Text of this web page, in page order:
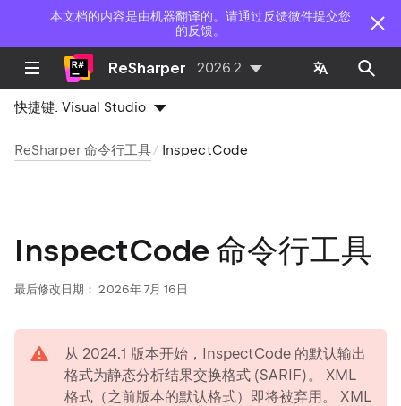
本文档的内容是由机器翻译的。请通过反馈微件提交您
的反馈。
ReSharper 2026.2
快捷键:Visual Studio
ReSharper 命令行工具 InspectCode
InspectCode 命令行工具
最后修改日期： 2026年 7月 16日
从 2024.1 版本开始，InspectCode 的默认输出
格式为静态分析结果交换格式 (SARIF)。 XML
格式（之前版本的默认格式）即将被弃用。 XML